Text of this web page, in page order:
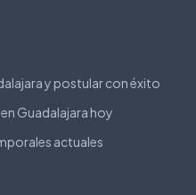
y postular con éxito
Guadalajara hoy
actuales